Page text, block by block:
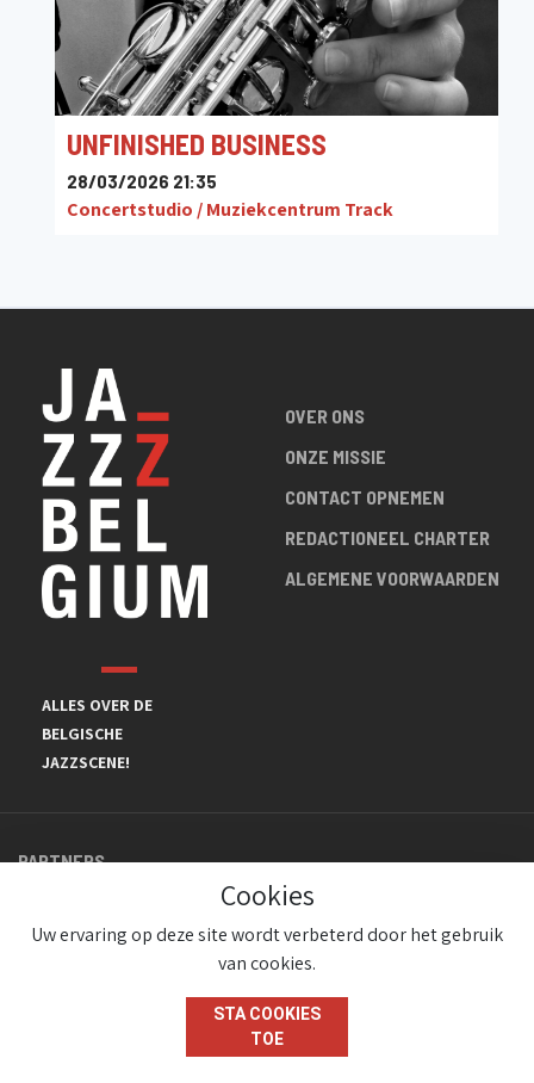
UNFINISHED BUSINESS
28/03/2026 21:35
Concertstudio / Muziekcentrum Track
ALLES OVER DE
BELGISCHE
JAZZSCENE!
OVER ONS
ONZE MISSIE
CONTACT OPNEMEN
REDACTIONEEL CHARTER
ALGEMENE VOORWAARDEN
PARTNERS
© JazzInBelgium 2026 ( Version 1.1.2)
Cookies
Uw ervaring op deze site wordt verbeterd door het gebruik
van cookies.
STA COOKIES
TOE